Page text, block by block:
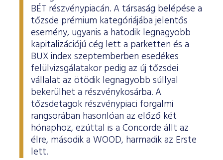
BÉT részvénypiacán. A társaság belépése a
tőzsde prémium kategóriájába jelentős
esemény, ugyanis a hatodik legnagyobb
kapitalizációjú cég lett a parketten és a
BUX index szeptemberben esedékes
felülvizsgálatakor pedig az új tőzsdei
vállalat az ötödik legnagyobb súllyal
bekerülhet a részvénykosárba. A
tőzsdetagok részvénypiaci forgalmi
rangsorában hasonlóan az előző két
hónaphoz, ezúttal is a Concorde állt az
élre, második a WOOD, harmadik az Erste
lett.